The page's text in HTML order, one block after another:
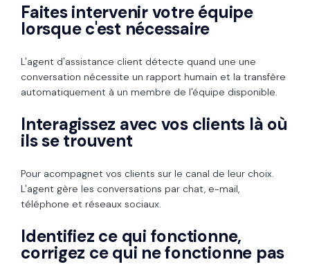
Faites intervenir votre équipe
lorsque c'est nécessaire
L'agent d'assistance client détecte quand une une
conversation nécessite un rapport humain et la transfère
automatiquement à un membre de l'équipe disponible.
Interagissez avec vos clients là où
ils se trouvent
Pour acompagnet vos clients sur le canal de leur choix.
L'agent gère les conversations par chat, e-mail,
téléphone et réseaux sociaux.
Identifiez ce qui fonctionne,
corrigez ce qui ne fonctionne pas